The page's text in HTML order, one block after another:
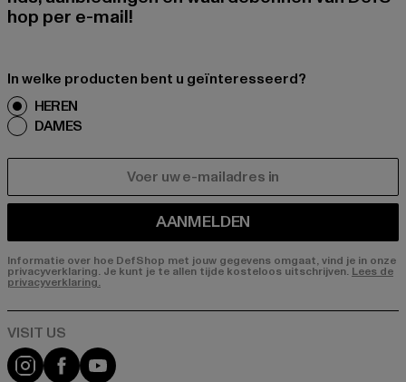
hop per e-mail!
In welke producten bent u geïnteresseerd?
HEREN
DAMES
AANMELDEN
Informatie over hoe DefShop met jouw gegevens omgaat, vind je in onze
privacyverklaring. Je kunt je te allen tijde kosteloos uitschrijven. Lees de
privacyverklaring.
Visit our Instagram page:
Visit our Facebook page:
Visit our YouTube channel: